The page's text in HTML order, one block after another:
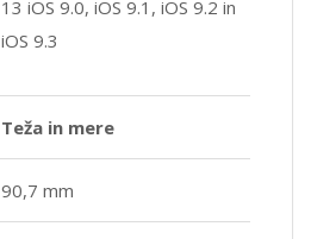
13 iOS 9.0, iOS 9.1, iOS 9.2 in
iOS 9.3
Teža in mere
90,7 mm